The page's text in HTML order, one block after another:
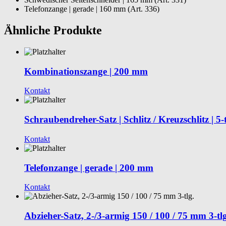
Telefonzange | gerade | 160 mm (Art. 336)
Ähnliche Produkte
Kombinationszange | 200 mm
Kontakt
Schraubendreher-Satz | Schlitz / Kreuzschlitz |
Kontakt
Telefonzange | gerade | 200 mm
Kontakt
Abzieher-Satz, 2-/3-armig 150 / 100 / 75 mm 3-